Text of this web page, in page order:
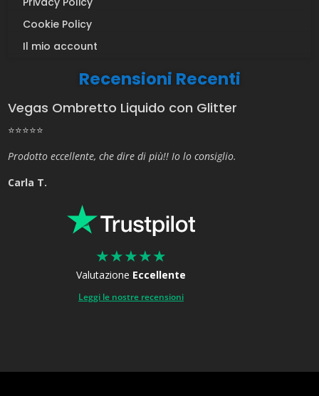
Cookie Policy
Il mio account
Recensioni Recenti
Vegas Ombretto Liquido con Glitter
⭐⭐⭐⭐⭐
Prodotto eccellente, che dire di più!! Io lo consiglio.
Carla T.
★★★★★
Valutazione Eccellente
Leggi le nostre recensioni